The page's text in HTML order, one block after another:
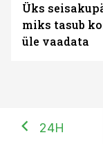
Üks
miks tasub
üle vaadata
24H